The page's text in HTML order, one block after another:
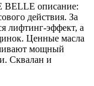
BELLE описание:
действия. За
лифтинг-эффект, а
Ценные масла
мощный
Сквалан и